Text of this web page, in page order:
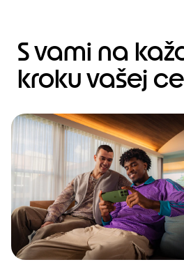
S vami na
kroku vašej